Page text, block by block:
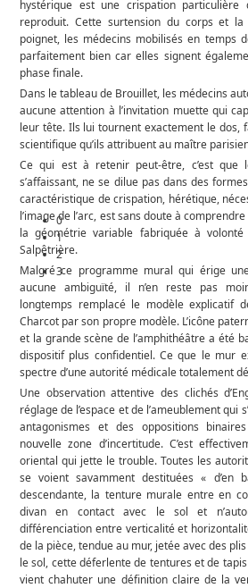
hystérique est une crispation particulière
reproduit. Cette surtension du corps et
poignet, les médecins mobilisés en temps
parfaitement bien car elles signent
phase finale.
Dans le tableau de Brouillet, les médecins
aucune attention à l’invitation muette qui
leur tête. Ils lui tournent exactement le dos,
scientifique qu’ils attribuent au maître
Ce qui est à retenir peut-être, c’est que
s’affaissant, ne se dilue pas dans des
caractéristique de crispation, hérétique,
l’image de l’arc, est sans doute à
la géométrie variable fabriquée à
Salpêtrière.
Malgré ce programme mural qui érige
aucune ambiguïté, il n’en reste pas
longtemps remplacé le modèle explicatif
Charcot par son propre modèle. L’icône
et la grande scène de l’amphithéâtre a été
dispositif plus confidentiel. Ce que le mur
spectre d’une autorité médicale totalement
Une observation attentive des clichés
réglage de l’espace et de l’ameublement qui
antagonismes et des oppositions
nouvelle zone d’incertitude. C’est
oriental qui jette le trouble. Toutes les
se voient savamment destituées « d’en
descendante, la tenture murale entre en
divan en contact avec le sol et
différenciation entre verticalité et
de la pièce, tendue au mur, jetée avec des
le sol, cette déferlente de tentures et de
vient chahuter une définition claire de la